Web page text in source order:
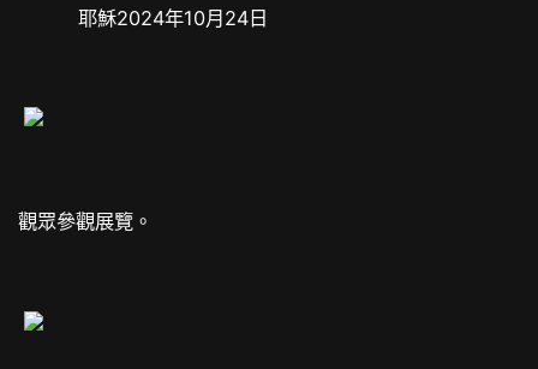
耶穌2024年10月24日
觀眾參觀展覽。